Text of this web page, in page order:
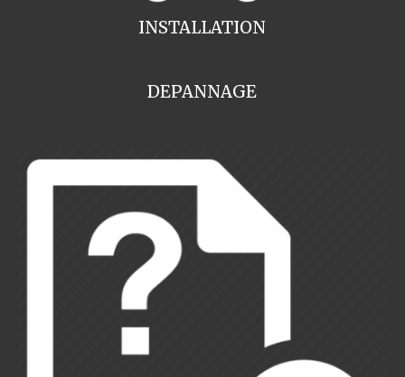
INSTALLATION
DEPANNAGE